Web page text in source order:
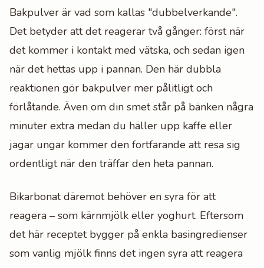
Bakpulver är vad som kallas "dubbelverkande".
Det betyder att det reagerar två gånger: först när
det kommer i kontakt med vätska, och sedan igen
när det hettas upp i pannan. Den här dubbla
reaktionen gör bakpulver mer pålitligt och
förlåtande. Även om din smet står på bänken några
minuter extra medan du häller upp kaffe eller
jagar ungar kommer den fortfarande att resa sig
ordentligt när den träffar den heta pannan.
Bikarbonat däremot behöver en syra för att
reagera – som kärnmjölk eller yoghurt. Eftersom
det här receptet bygger på enkla basingredienser
som vanlig mjölk finns det ingen syra att reagera